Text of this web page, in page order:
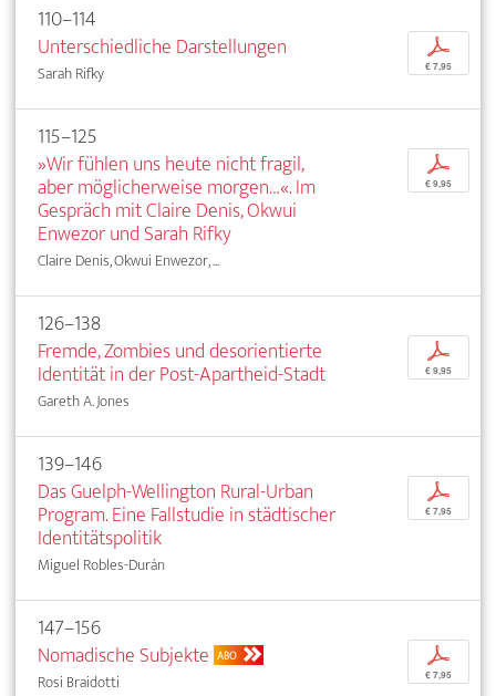
110–114
Unterschiedliche Darstellungen
Sarah Rifky
p
€ 7,95
115–125
»Wir fühlen uns heute nicht fragil,
aber möglicherweise morgen…«. Im
Gespräch mit Claire Denis, Okwui
Enwezor und Sarah Rifky
Claire Denis, Okwui Enwezor, ...
p
€ 9,95
126–138
Fremde, Zombies und desorientierte
Identität in der Post-Apartheid-Stadt
Gareth A. Jones
p
€ 9,95
139–146
Das Guelph-Wellington Rural-Urban
Program. Eine Fallstudie in städtischer
Identitätspolitik
Miguel Robles-Durán
p
€ 7,95
147–156
Nomadische Subjekte ABO
Rosi Braidotti
p
€ 7,95